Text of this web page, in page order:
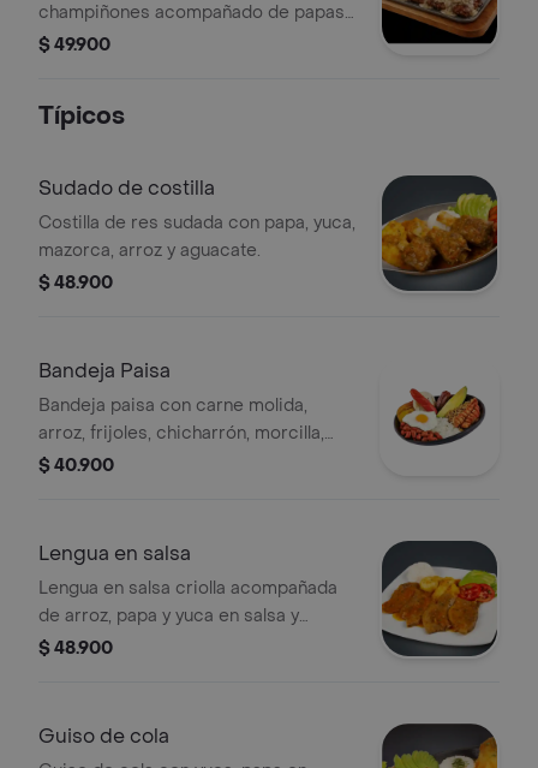
champiñones acompañado de papas
a la francesa y ensalada.
$ 49.900
Típicos
Sudado de costilla
Costilla de res sudada con papa, yuca,
mazorca, arroz y aguacate.
$ 48.900
Bandeja Paisa
Bandeja paisa con carne molida,
arroz, frijoles, chicharrón, morcilla,
arepa, plátano maduro, aguacate y
$ 40.900
Lengua en salsa
Lengua en salsa criolla acompañada
de arroz, papa y yuca en salsa y
ensalada.
$ 48.900
Guiso de cola